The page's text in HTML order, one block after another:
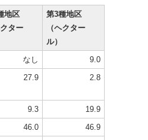
地区
クター
第3種地区
（ヘクター
ル）
なし
9.0
27.9 2.8
9.3
19.9
46.0
46.9